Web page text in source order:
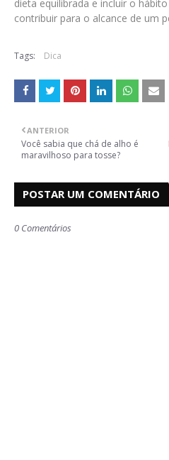
dieta equilibrada e incluir o
contribuir para o alcance de um
Tags: Dica
ANTERIOR
Você sabia que chá de alho é
maravilhoso para tosse?
POSTAR UM COMENTÁRIO
0 Comentários